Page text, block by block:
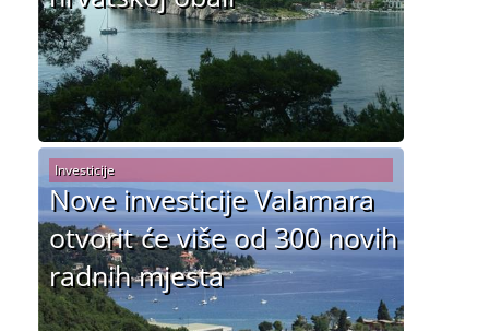
Nove investicije Valamara
otvorit će više od 300 novih
radnih mjesta
Investicije